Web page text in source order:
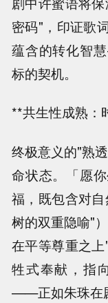
密码"，印证歌
蕴含的转化智
标的契机。
**共生性成熟：
终极意义的"熟
命状态。「愿
福，既包含对
树的双重隐喻"
在平等尊重之
牲式奉献，指
——正如朱珠在